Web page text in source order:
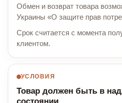
Обмен и возврат товара
Украины «О защите прав
Срок считается с момента
клиентом.
УСЛОВИЯ
Товар должен быть в
состоянии